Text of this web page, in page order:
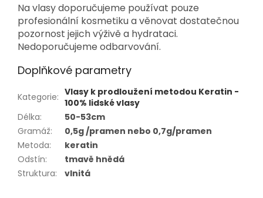
Na vlasy doporučujeme používat pouze
profesionální kosmetiku a věnovat dostatečnou
pozornost jejich výživě a hydrataci.
Nedoporučujeme odbarvování.
Doplňkové parametry
Kategorie: Vlasy k prodloužení metodou Keratin -
100% lidské vlasy
Délka:
50-53cm
Gramáž:
0,5g /pramen nebo 0,7g/pramen
Metoda:
keratin
Odstín:
tmavě hnědá
Struktura: vlnitá